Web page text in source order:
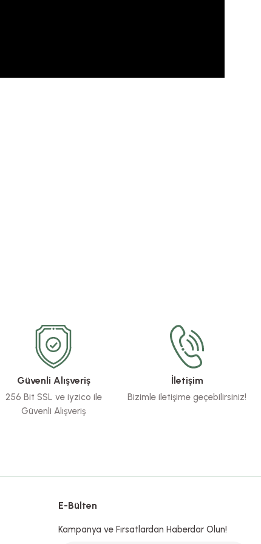
Güvenli Alışveriş
256 Bit SSL ve iyzico ile
Güvenli Alışveriş
İletişim
Bizimle iletişime geçebilirsiniz!
E-Bülten
Kampanya ve Fırsatlardan Haberdar Olun!